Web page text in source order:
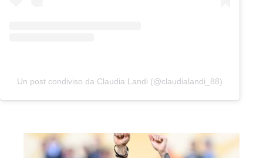
Un post condiviso da Claudia Landi (@claudialandi_88)